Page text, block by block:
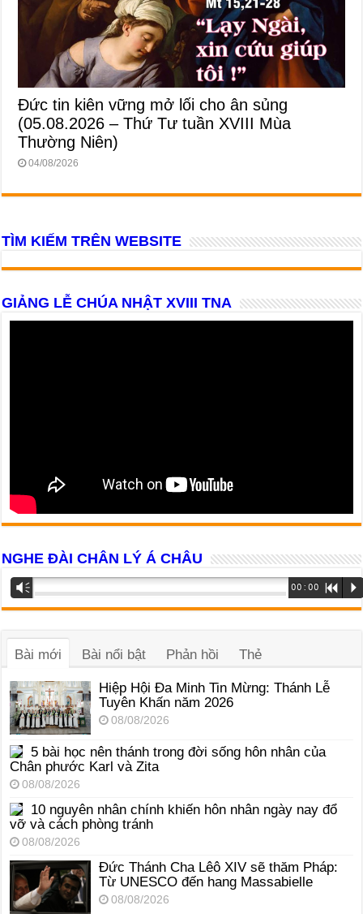
Đức tin kiên vững mở lối cho ân sủng
(05.08.2026 – Thứ Tư tuần XVIII Mùa
Thường Niên)
04/08/2026
TÌM KIẾM TRÊN WEBSITE
GIẢNG LỄ CHÚA NHẬT XVIII TNA
NGHE ĐÀI CHÂN LÝ Á CHÂU
Trình
phát
âm
Vm 00:00 R P
Bài mới Bài nổi bật Phản hồi Thẻ
Hiệp Hội Đa Minh Tin Mừng: Thánh Lễ
Tuyên Khấn năm 2026
08/08/2026
5 bài học nên thánh trong đời sống hôn nhân của
Chân phước Karl và Zita
08/08/2026
10 nguyên nhân chính khiến hôn nhân ngày nay đổ
vỡ và cách phòng tránh
08/08/2026
Đức Thánh Cha Lêô XIV sẽ thăm Pháp:
Từ UNESCO đến hang Massabielle
08/08/2026